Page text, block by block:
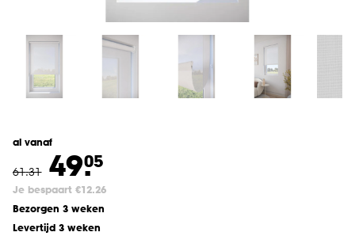
al vanaf
61.31 49.05
Je bespaart €12.26
Bezorgen 3 weken
Levertijd 3 weken